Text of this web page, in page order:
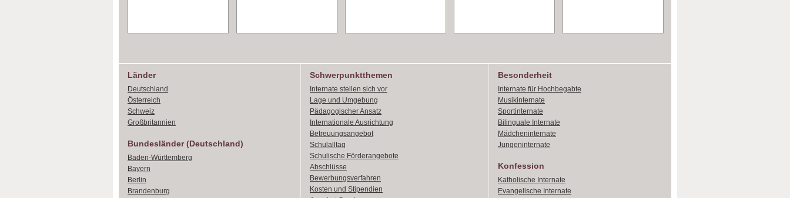
Länder
Deutschland
Österreich
Schweiz
Großbritannien
Bundesländer (Deutschland)
Baden-Württemberg
Bayern
Berlin
Brandenburg
Schwerpunktthemen
Internate stellen sich vor
Lage und Umgebung
Pädagogischer Ansatz
Internationale Ausrichtung
Betreuungsangebot
Schulalltag
Schulische Förderangebote
Abschlüsse
Bewerbungsverfahren
Kosten und Stipendien
Besonderheit
Internate für Hochbegabte
Musikinternate
Sportinternate
Bilinguale Internate
Mädcheninternate
Jungeninternate
Konfession
Katholische Internate
Evangelische Internate